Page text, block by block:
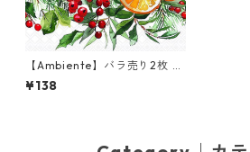
【Ambiente】バラ売り2枚 ラ
ンチサイズ ペーパーナプキン
Winter oranges ホワイト
¥138